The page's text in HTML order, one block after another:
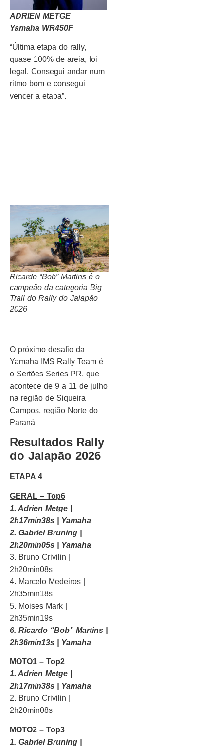
ADRIEN METGE
Yamaha WR450F
“Última etapa do rally,
quase 100% de areia, foi
legal. Consegui andar num
ritmo bom e consegui
vencer a etapa”.
Ricardo “Bob” Martins é o
campeão da categoria Big
Trail do Rally do Jalapão
2026
O próximo desafio da
Yamaha IMS Rally Team é
o Sertões Series PR, que
acontece de 9 a 11 de julho
na região de Siqueira
Campos, região Norte do
Paraná.
Resultados Rally
do Jalapão 2026
ETAPA 4
GERAL – Top6
1. Adrien Metge |
2h17min38s | Yamaha
2. Gabriel Bruning |
2h20min05s | Yamaha
3. Bruno Crivilin |
2h20min08s
4. Marcelo Medeiros |
2h35min18s
5. Moises Mark |
2h35min19s
6. Ricardo “Bob” Martins |
2h36min13s | Yamaha
MOTO1 – Top2
1. Adrien Metge |
2h17min38s | Yamaha
2. Bruno Crivilin |
2h20min08s
MOTO2 – Top3
1. Gabriel Bruning |